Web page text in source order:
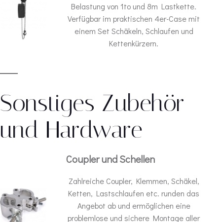
Belastung von 1to und 8m Lastkette.
Verfügbar im praktischen 4er-Case mit
einem Set Schäkeln, Schlaufen und
Kettenkürzern.
Sonstiges Zubehör
und Hardware
Coupler und Schellen
Zahlreiche Coupler, Klemmen, Schäkel,
Ketten, Lastschlaufen etc. runden das
Angebot ab und ermöglichen eine
problemlose und sichere Montage aller